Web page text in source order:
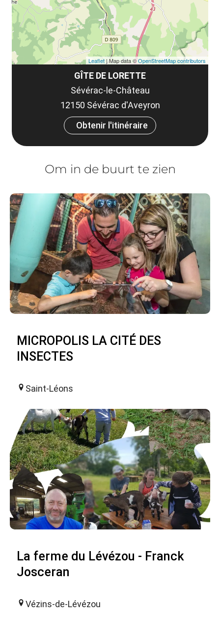
GÎTE DE LORETTE
Sévérac-le-Château
12150 Sévérac d'Aveyron
Obtenir l'itinéraire
Leaflet | Map data ©OpenStreetMap contributors
Om in de buurt te zien
MICROPOLIS LA CITÉ DES
INSECTES
Saint-Léons
La ferme du Lévézou - Franck
Josceran
Vézins-de-Lévézou